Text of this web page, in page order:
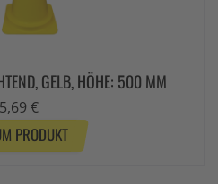
GELB, HÖHE: 500 MM
€
PRODUKT